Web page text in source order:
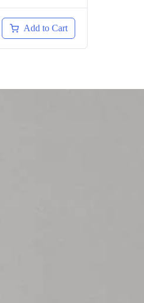
Add to Cart